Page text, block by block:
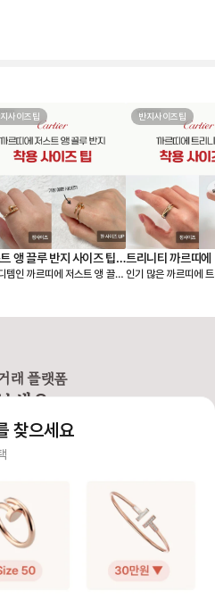
사이즈팁
앵 끌루 반지 사이즈 팁,
템인 까르띠에 저스트 앵 끌루
굽혀 만든 형태가 특징이라
셀러로 꾸준히 사랑받고 있어
즈로 착용하면 헤드 부분이 손
하게 맞추면 못 머리 부분이
서 한 사이즈 업을 가장 많이 선
니다. 예: 평소 51호 착용 → 저
끌루 52호 추천 ❷ 손가락
션 고려 🧐 손가락 굵기는 계절,
, 붓기에 따라 달라질 수 있어
, 오후에는 여유가 생기는 편이
반지사이즈팁
트리니티 까르띠에
팁, 착샷
인기 많은 까르띠에
우골드, 화이트골드,
맞물려 돌아가는 디
적으로 평소 사이즈와
즈를 가장 먼저 추천해요. 다만
락에 살이 있는 편이
하게 튀어나와 보일
예: 평소 49호 착용 👉 트리니
래 플랫폼
세요.
문 감정사가 컨디션 및 정품 여부를 철저하고 꼼꼼하
찾으세요